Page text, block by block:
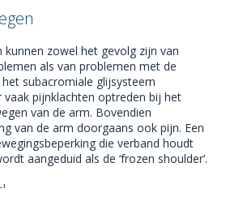
kunnen zowel het gevolg zijn van
als van problemen met de
subacromiale glijsysteem
pijnklachten optreden bij het
van de arm. Bovendien
van de arm doorgaans ook pijn. Een
die verband houdt
aangeduid als de ‘frozen shoulder’.